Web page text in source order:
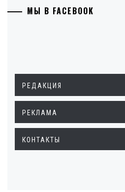
МЫ В FACEBOOK
РЕДАКЦИЯ
РЕКЛАМА
КОНТАКТЫ